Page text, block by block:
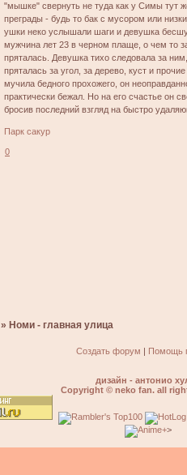
"мышке" свернуть не туда как у Симы тут
преграды - будь то бак с мусором или
ушки неко услышали шаги и девушка
мужчина лет 23 в черном плаще, о чем то
пряталась. Девушка тихо следовала за
пряталась за угол, за дерево, куст и
мучила бедного прохожего, он
практически бежал. Но на его счастье он
бросив последний взгляд на быстро
Парк сакур
0
» Номи - главная улица
Создать форум | Помощь
дизайн - антонио
Copyright © neko fan. all
>